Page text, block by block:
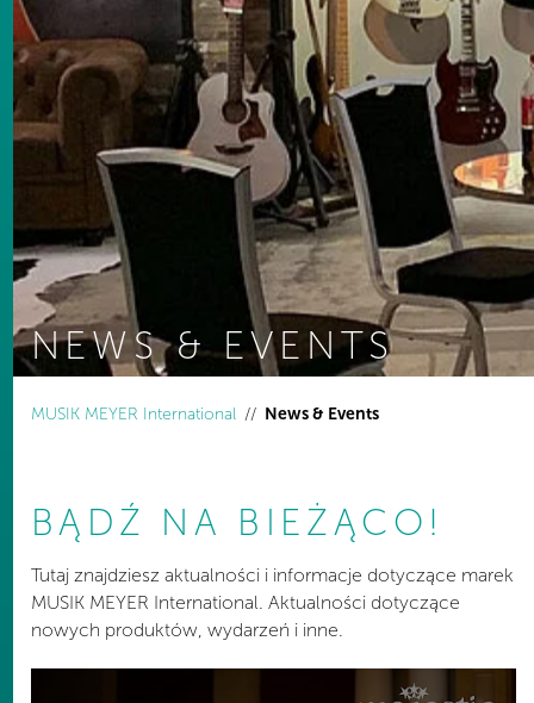
NEWS & EVENTS
MUSIK MEYER International
News & Events
BĄDŹ NA BIEŻĄCO!
Tutaj znajdziesz aktualności i informacje dotyczące marek
MUSIK MEYER International. Aktualności dotyczące
nowych produktów, wydarzeń i inne.